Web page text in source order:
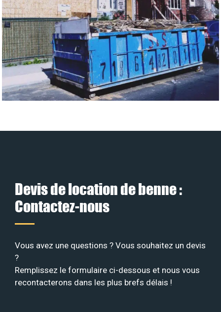
Devis de location de benne :
Contactez-nous
Vous avez une questions ? Vous souhaitez un devis
?
Remplissez le formulaire ci-dessous et nous vous
recontacterons dans les plus brefs délais !